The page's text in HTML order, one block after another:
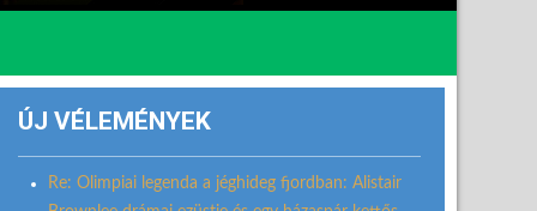
ÚJ VÉLEMÉNYEK
Re: Olimpiai legenda a jéghideg fjordban: Alistair